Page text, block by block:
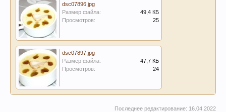
dsc07896.jpg
Размер файла:
49,4 КБ
Просмотров:
25
dsc07897.jpg
Размер файла:
47,7 КБ
Просмотров:
24
Последнее редактирование: 16.04.2022